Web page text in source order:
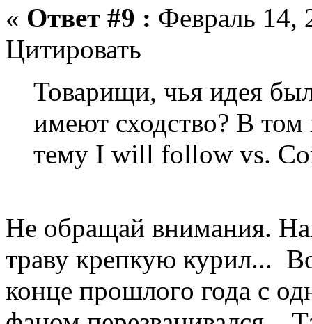
« Ответ #9 : Февраль 14,
Цитировать
Товарищи, чья идея
имеют сходство? В том
тему I will follow vs.
Не обращай внимания.
траву крепкую курил...
конце прошлого года с